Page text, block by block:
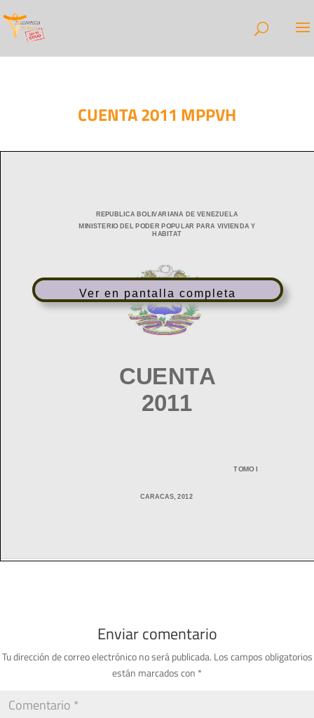
CUENTA 2011 MPPVH
Ver en pantalla completa
Enviar comentario
Tu dirección de correo electrónico no será publicada. Los campos obligatorios
están marcados con *